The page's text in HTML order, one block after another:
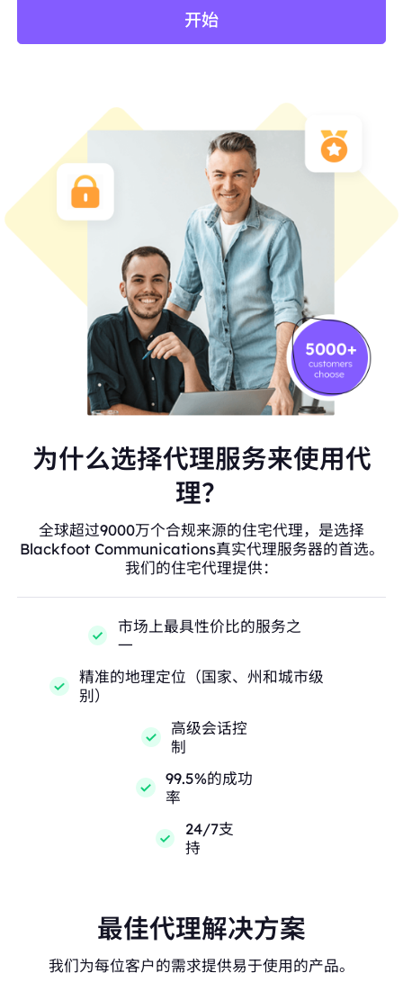
开始
为什么选择代理服务来使用代
理？
全球超过9000万个合规来源的住宅代理，是选择
Blackfoot Communications真实代理服务器的首选。
我们的住宅代理提供：
市场上最具性价比的服务之
一
精准的地理定位（国家、州和城市级
别）
高级会话控
制
99.5%的成功
率
24/7支
持
最佳代理解决方案
我们为每位客户的需求提供易于使用的产品。